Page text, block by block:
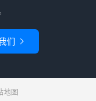
们 
地图